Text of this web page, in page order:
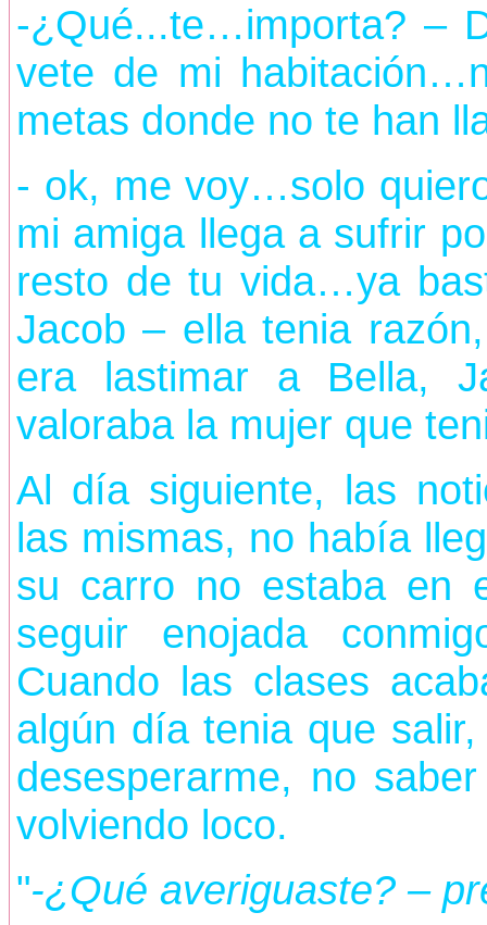
-¿Qué...te…importa? –
vete de mi
metas donde no te han
- ok, me voy…solo
mi amiga llega a sufrir
resto de tu vida…ya
Jacob – ella tenia
era lastimar a Bella,
valoraba la mujer que
Al día siguiente, las
las mismas, no había
su carro no estaba en
seguir enojada
Cuando las clases
algún día tenia que
desesperarme, no
volviendo loco.
"-¿Qué averiguaste? –